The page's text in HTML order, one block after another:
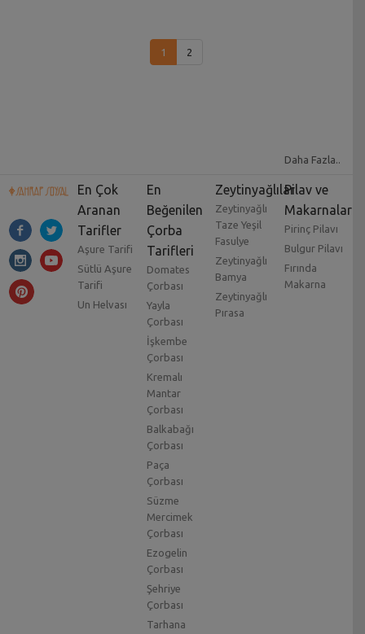
1 2
Daha Fazla..
En Çok
Aranan
Tarifler
Aşure Tarifi
Sütlü Aşure
Tarifi
Un Helvası
En
Beğenilen
Çorba
Tarifleri
Domates
Çorbası
Yayla
Çorbası
İşkembe
Çorbası
Kremalı
Mantar
Çorbası
Balkabağı
Çorbası
Paça
Çorbası
Süzme
Mercimek
Çorbası
Ezogelin
Çorbası
Şehriye
Çorbası
Tarhana
Zeytinyağlılar
Zeytinyağlı
Taze Yeşil
Fasulye
Zeytinyağlı
Bamya
Zeytinyağlı
Pırasa
Pilav ve
Makarnalar
Pirinç Pilavı
Bulgur Pilavı
Fırında
Makarna